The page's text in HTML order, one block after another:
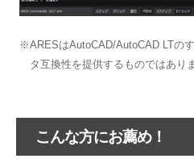
※ARESはAutoCAD/AutoCAD LTの
タ互換性を提供するものではあり
こんな方にお薦め！